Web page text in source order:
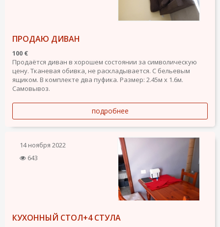
ПРОДАЮ ДИВАН
100 €
Продаётся диван в хорошем состоянии за символическую
цену. Тканевая обивка, не раскладывается. С бельевым
ящиком. В комплекте два пуфика. Размер: 2.45м х 1.6м.
Самовывоз.
подробнее
14 ноября 2022
643
КУХОННЫЙ СТОЛ+4 СТУЛА